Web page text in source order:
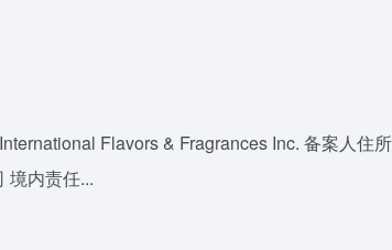
Flavors & Fragrances Inc. 备案人住
境内责任...